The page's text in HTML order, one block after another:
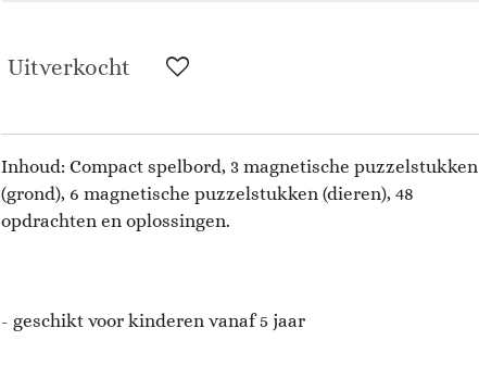
Uitverkocht
Inhoud: Compact spelbord, 3 magnetische puzzelstukken
(grond), 6 magnetische puzzelstukken (dieren), 48
opdrachten en oplossingen.
- geschikt voor kinderen vanaf 5 jaar